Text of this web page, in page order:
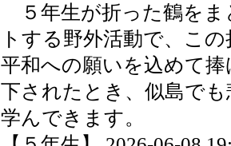
５年生が折った鶴をま
トする野外活動で、こ
平和への願いを込めて
下されたとき、似島で
学んできます。